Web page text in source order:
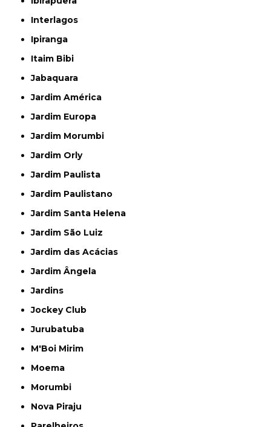
Interlagos
Ipiranga
Itaim Bibi
Jabaquara
Jardim América
Jardim Europa
Jardim Morumbi
Jardim Orly
Jardim Paulista
Jardim Paulistano
Jardim Santa Helena
Jardim São Luiz
Jardim das Acácias
Jardim Ângela
Jardins
Jockey Club
Jurubatuba
M'Boi Mirim
Moema
Morumbi
Nova Piraju